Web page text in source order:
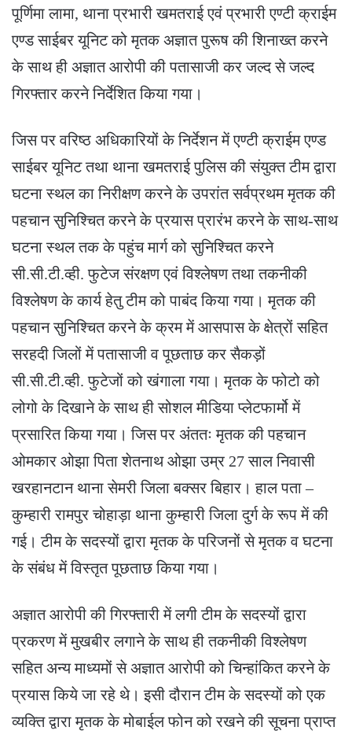
पूर्णिमा लामा, थाना प्रभारी खमतराई एवं प्रभारी एण्टी क्राईम
एण्ड साईबर यूनिट को मृतक अज्ञात पुरूष की शिनाख्त करने
के साथ ही अज्ञात आरोपी की पतासाजी कर जल्द से जल्द
गिरफ्तार करने निर्देशित किया गया।
जिस पर वरिष्ठ अधिकारियों के निर्देशन में एण्टी क्राईम एण्ड
साईबर यूनिट तथा थाना खमतराई पुलिस की संयुक्त टीम द्वारा
घटना स्थल का निरीक्षण करने के उपरांत सर्वप्रथम मृतक की
पहचान सुनिश्चित करने के प्रयास प्रारंभ करने के साथ-साथ
घटना स्थल तक के पहुंच मार्ग को सुनिश्चित करने
सी.सी.टी.व्ही. फुटेज संरक्षण एवं विश्लेषण तथा तकनीकी
विश्लेषण के कार्य हेतु टीम को पाबंद किया गया। मृतक की
पहचान सुनिश्चित करने के क्रम में आसपास के क्षेत्रों सहित
सरहदी जिलों में पतासाजी व पूछताछ कर सैकड़ों
सी.सी.टी.व्ही. फुटेजों को खंगाला गया। मृतक के फोटो को
लोगो के दिखाने के साथ ही सोशल मीडिया प्लेटफार्मो में
प्रसारित किया गया। जिस पर अंततः मृतक की पहचान
ओमकार ओझा पिता शेतनाथ ओझा उम्र 27 साल निवासी
खरहानटान थाना सेमरी जिला बक्सर बिहार। हाल पता –
कुम्हारी रामपुर चोहाड़ा थाना कुम्हारी जिला दुर्ग के रूप में की
गई। टीम के सदस्यों द्वारा मृतक के परिजनों से मृतक व घटना
के संबंध में विस्तृत पूछताछ किया गया।
अज्ञात आरोपी की गिरफ्तारी में लगी टीम के सदस्यों द्वारा
प्रकरण में मुखबीर लगाने के साथ ही तकनीकी विश्लेषण
सहित अन्य माध्यमों से अज्ञात आरोपी को चिन्हांकित करने के
प्रयास किये जा रहे थे। इसी दौरान टीम के सदस्यों को एक
व्यक्ति द्वारा मृतक के मोबाईल फोन को रखने की सूचना प्राप्त